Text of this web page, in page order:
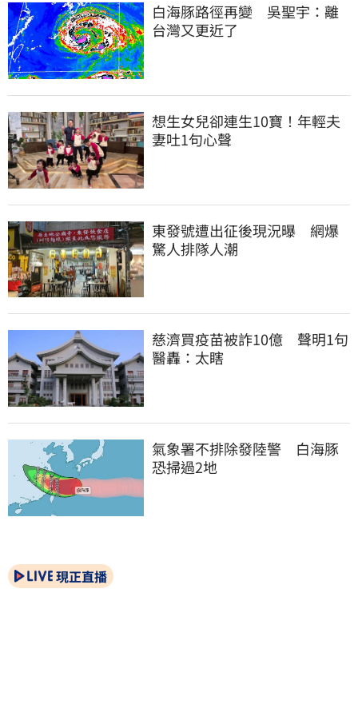
白海豚路徑再變　吳聖宇：離
台灣又更近了
想生女兒卻連生10寶！年輕夫
妻吐1句心聲
東發號遭出征後現況曝　網爆
驚人排隊人潮
慈濟買疫苗被詐10億　聲明1句
醫轟：太瞎
氣象署不排除發陸警　白海豚
恐掃過2地
現正直播